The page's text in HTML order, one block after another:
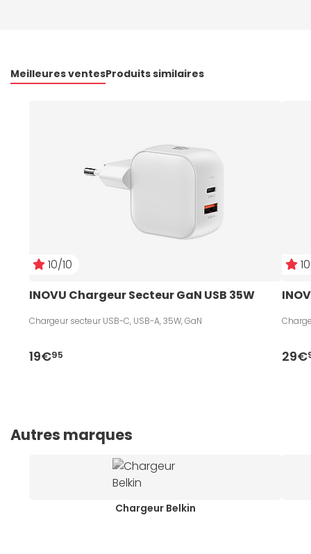
Meilleures ventesProduits similaires
10/10
INOVU Chargeur Secteur GaN USB 35W
Chargeur secteur USB-C, USB-A, 35W, GaN
19€95 29€
Autres marques
Chargeur Belkin